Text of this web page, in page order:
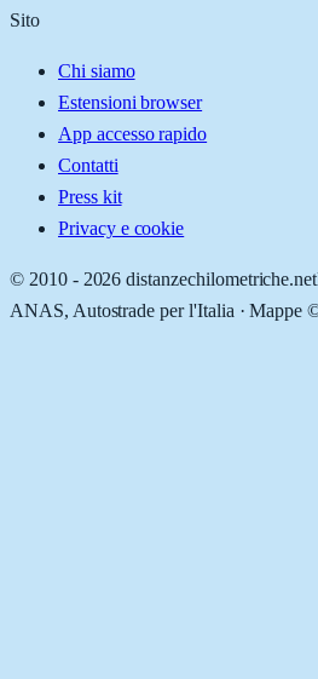
Sito
Chi siamo
Estensioni browser
App accesso rapido
Contatti
Press kit
Privacy e cookie
© 2010 - 2026 distanzechilometriche.net
ANAS, Autostrade per l'Italia · Mappe